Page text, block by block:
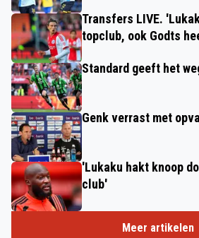
Transfers LIVE.
topclub, ook Godts
Standard geeft het
Genk verrast met
'Lukaku hakt knoop
club'
Meer artikelen